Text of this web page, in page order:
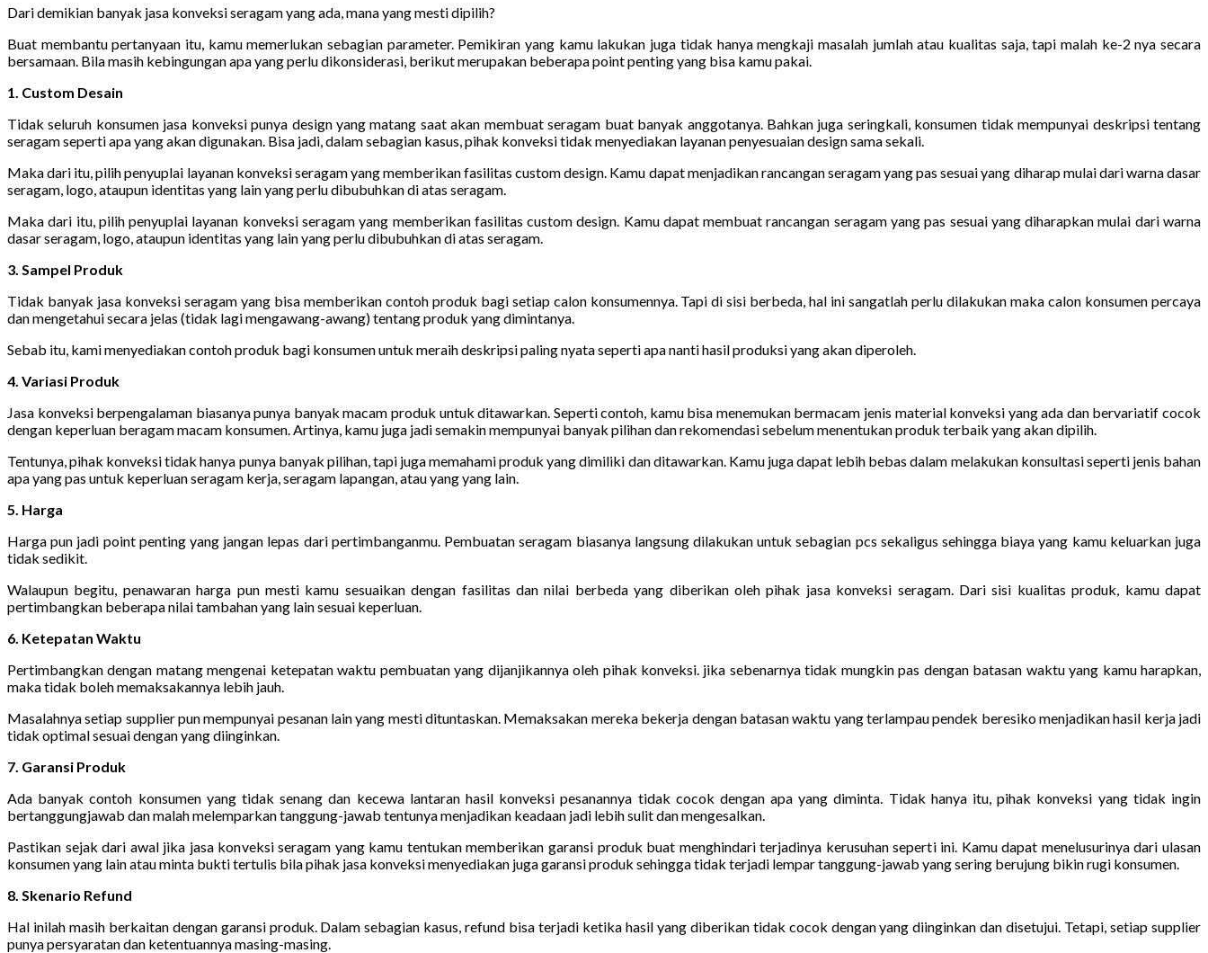
Dari demikian banyak jasa konveksi seragam yang ada, mana yang mesti dipilih?
Buat membantu pertanyaan itu, kamu memerlukan sebagian parameter. Pemikiran yang kamu lakukan juga tidak hanya mengkaji masalah jumlah atau kualitas saja, tapi malah ke-2 nya secara
bersamaan. Bila masih kebingungan apa yang perlu dikonsiderasi, berikut merupakan beberapa point penting yang bisa kamu pakai.
1. Custom Desain
Tidak seluruh konsumen jasa konveksi punya design yang matang saat akan membuat seragam buat banyak anggotanya. Bahkan juga seringkali, konsumen tidak mempunyai deskripsi tentang
seragam seperti apa yang akan digunakan. Bisa jadi, dalam sebagian kasus, pihak konveksi tidak menyediakan layanan penyesuaian design sama sekali.
Maka dari itu, pilih penyuplai layanan konveksi seragam yang memberikan fasilitas custom design. Kamu dapat menjadikan rancangan seragam yang pas sesuai yang diharap mulai dari warna dasar
seragam, logo, ataupun identitas yang lain yang perlu dibubuhkan di atas seragam.
Maka dari itu, pilih penyuplai layanan konveksi seragam yang memberikan fasilitas custom design. Kamu dapat membuat rancangan seragam yang pas sesuai yang diharapkan mulai dari warna
dasar seragam, logo, ataupun identitas yang lain yang perlu dibubuhkan di atas seragam.
3. Sampel Produk
Tidak banyak jasa konveksi seragam yang bisa memberikan contoh produk bagi setiap calon konsumennya. Tapi di sisi berbeda, hal ini sangatlah perlu dilakukan maka calon konsumen percaya
dan mengetahui secara jelas (tidak lagi mengawang-awang) tentang produk yang dimintanya.
Sebab itu, kami menyediakan contoh produk bagi konsumen untuk meraih deskripsi paling nyata seperti apa nanti hasil produksi yang akan diperoleh.
4. Variasi Produk
Jasa konveksi berpengalaman biasanya punya banyak macam produk untuk ditawarkan. Seperti contoh, kamu bisa menemukan bermacam jenis material konveksi yang ada dan bervariatif cocok
dengan keperluan beragam macam konsumen. Artinya, kamu juga jadi semakin mempunyai banyak pilihan dan rekomendasi sebelum menentukan produk terbaik yang akan dipilih.
Tentunya, pihak konveksi tidak hanya punya banyak pilihan, tapi juga memahami produk yang dimiliki dan ditawarkan. Kamu juga dapat lebih bebas dalam melakukan konsultasi seperti jenis bahan
apa yang pas untuk keperluan seragam kerja, seragam lapangan, atau yang yang lain.
5. Harga
Harga pun jadi point penting yang jangan lepas dari pertimbanganmu. Pembuatan seragam biasanya langsung dilakukan untuk sebagian pcs sekaligus sehingga biaya yang kamu keluarkan juga
tidak sedikit.
Walaupun begitu, penawaran harga pun mesti kamu sesuaikan dengan fasilitas dan nilai berbeda yang diberikan oleh pihak jasa konveksi seragam. Dari sisi kualitas produk, kamu dapat
pertimbangkan beberapa nilai tambahan yang lain sesuai keperluan.
6. Ketepatan Waktu
Pertimbangkan dengan matang mengenai ketepatan waktu pembuatan yang dijanjikannya oleh pihak konveksi. jika sebenarnya tidak mungkin pas dengan batasan waktu yang kamu harapkan,
maka tidak boleh memaksakannya lebih jauh.
Masalahnya setiap supplier pun mempunyai pesanan lain yang mesti dituntaskan. Memaksakan mereka bekerja dengan batasan waktu yang terlampau pendek beresiko menjadikan hasil kerja jadi
tidak optimal sesuai dengan yang diinginkan.
7. Garansi Produk
Ada banyak contoh konsumen yang tidak senang dan kecewa lantaran hasil konveksi pesanannya tidak cocok dengan apa yang diminta. Tidak hanya itu, pihak konveksi yang tidak ingin
bertanggungjawab dan malah melemparkan tanggung-jawab tentunya menjadikan keadaan jadi lebih sulit dan mengesalkan.
Pastikan sejak dari awal jika jasa konveksi seragam yang kamu tentukan memberikan garansi produk buat menghindari terjadinya kerusuhan seperti ini. Kamu dapat menelusurinya dari ulasan
konsumen yang lain atau minta bukti tertulis bila pihak jasa konveksi menyediakan juga garansi produk sehingga tidak terjadi lempar tanggung-jawab yang sering berujung bikin rugi konsumen.
8. Skenario Refund
Hal inilah masih berkaitan dengan garansi produk. Dalam sebagian kasus, refund bisa terjadi ketika hasil yang diberikan tidak cocok dengan yang diinginkan dan disetujui. Tetapi, setiap supplier
punya persyaratan dan ketentuannya masing-masing.